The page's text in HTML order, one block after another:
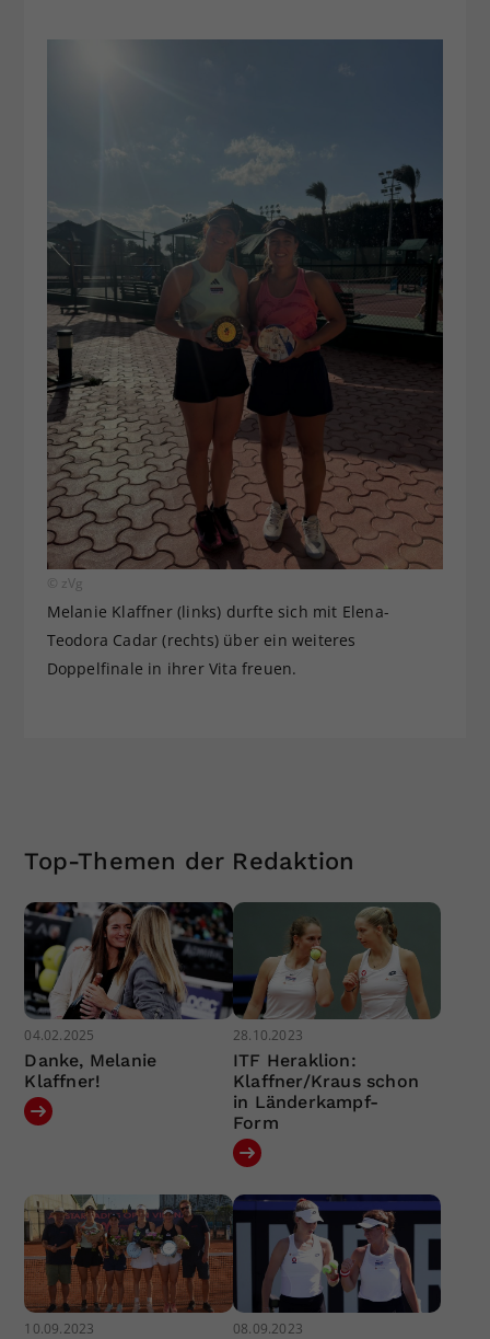
© zVg
Melanie Klaffner (links) durfte sich mit Elena-
Teodora Cadar (rechts) über ein weiteres
Doppelfinale in ihrer Vita freuen.
Top-Themen der Redaktion
04.02.2025
Danke, Melanie
Klaffner!
28.10.2023
ITF Heraklion:
Klaffner/Kraus schon
in Länderkampf-
Form
10.09.2023 08.09.2023